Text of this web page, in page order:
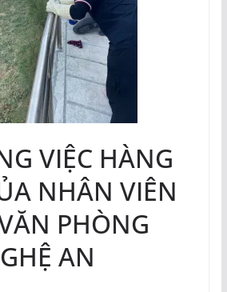
VIỆC HÀNG
NHÂN VIÊN
PHÒNG
AN